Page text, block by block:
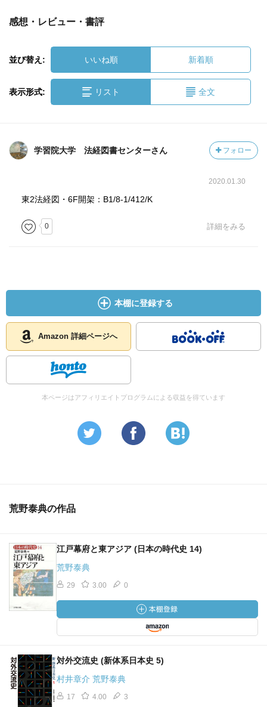
感想・レビュー・書評
並び替え: いいね順 新着順
表示形式: リスト 全文
学習院大学 法経図書センターさん フォロー
2020.01.30
東2法経図・6F開架：B1/8-1/412/K
0 詳細をみる
本棚に登録する
Amazon 詳細ページへ
本ページはアフィリエイトプログラムによる収益を得ています
荒野泰典の作品
江戸幕府と東アジア (日本の時代史 14)
荒野泰典
29 3.00 0
対外交流史 (新体系日本史 5)
村井章介 荒野泰典
17 4.00 3